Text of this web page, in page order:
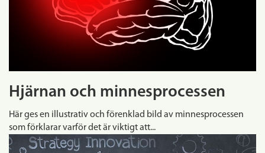
Hjärnan och minnesprocessen
Här ges en illustrativ och förenklad bild av minnesprocessen
som förklarar varför det är viktigt att...